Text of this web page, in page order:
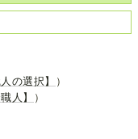
の選択】
）
人】
）